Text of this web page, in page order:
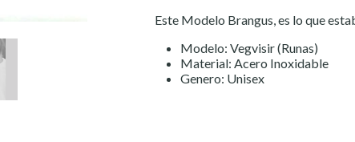
Este Modelo Brangus, es lo que
Modelo: Vegvisir (Runas)
Material: Acero Inoxidable
Genero: Unisex